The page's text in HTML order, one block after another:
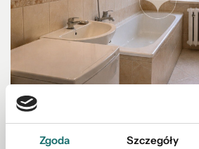
Zgoda Szczegóły